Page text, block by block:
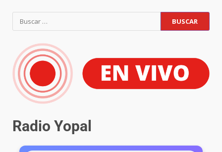
Radio Yopal